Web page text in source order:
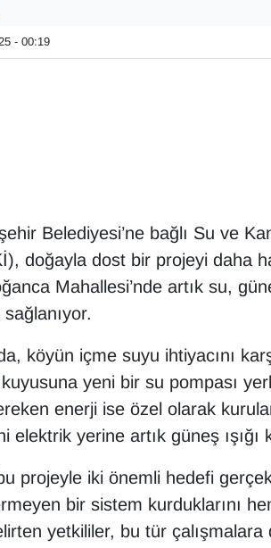
- 00:19
Belediyesi’ne bağlı Su ve
doğayla dost bir projeyi daha
Mahallesi’nde artık su,
köyün içme suyu ihtiyacını
yeni bir su pompası
enerji ise özel olarak
elektrik yerine artık güneş ışığı
projeyle iki önemli hedefi
bir sistem kurduklarını
yetkililer, bu tür